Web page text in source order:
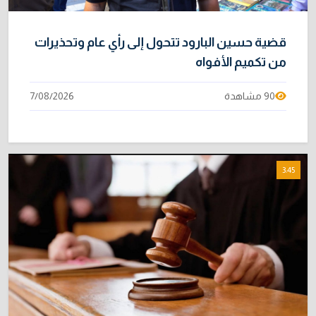
قضية حسين البارود تتحول إلى رأي عام وتحذيرات
من تكميم الأفواه
90 مشاهدة 7/08/2026
3:45